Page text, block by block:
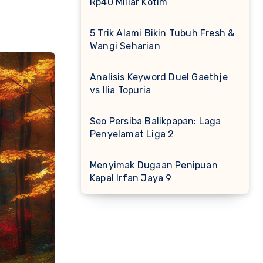
5 Trik Alami Bikin Tubuh Fresh &
Wangi Seharian
Analisis Keyword Duel Gaethje
vs Ilia Topuria
Seo Persiba Balikpapan: Laga
Penyelamat Liga 2
Menyimak Dugaan Penipuan
Kapal Irfan Jaya 9